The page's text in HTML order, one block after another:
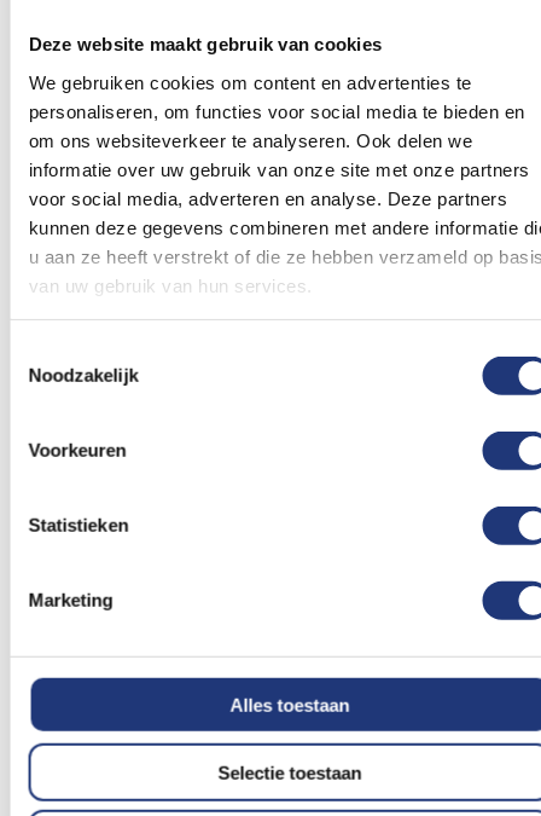
Deze website maakt gebruik van cookies
We gebruiken cookies om content en advertenties te
personaliseren, om functies voor social media te bieden en
om ons websiteverkeer te analyseren. Ook delen we
informatie over uw gebruik van onze site met onze partners
voor social media, adverteren en analyse. Deze partners
kunnen deze gegevens combineren met andere informatie
u aan ze heeft verstrekt of die ze hebben verzameld op
van uw gebruik van hun services.
Noodzakelijk
Voorkeuren
Statistieken
Marketing
Alles toestaan
Selectie toestaan
Excl. BTW
Voor 16:00 besteld, dezelfde
dag verzonden
In winkelmand
Excl. BTW
Voor 16:00 besteld, dezelfde
dag verzonden
In winkelmand
Voeg
aan
verlanglijst
Horror Pompoen 8 stuks
Voor 16:00 besteld, dezelfde
dag verzonden
Voeg
toe
aan
Voeg
toe
aan
verlanglijst
toe
aan